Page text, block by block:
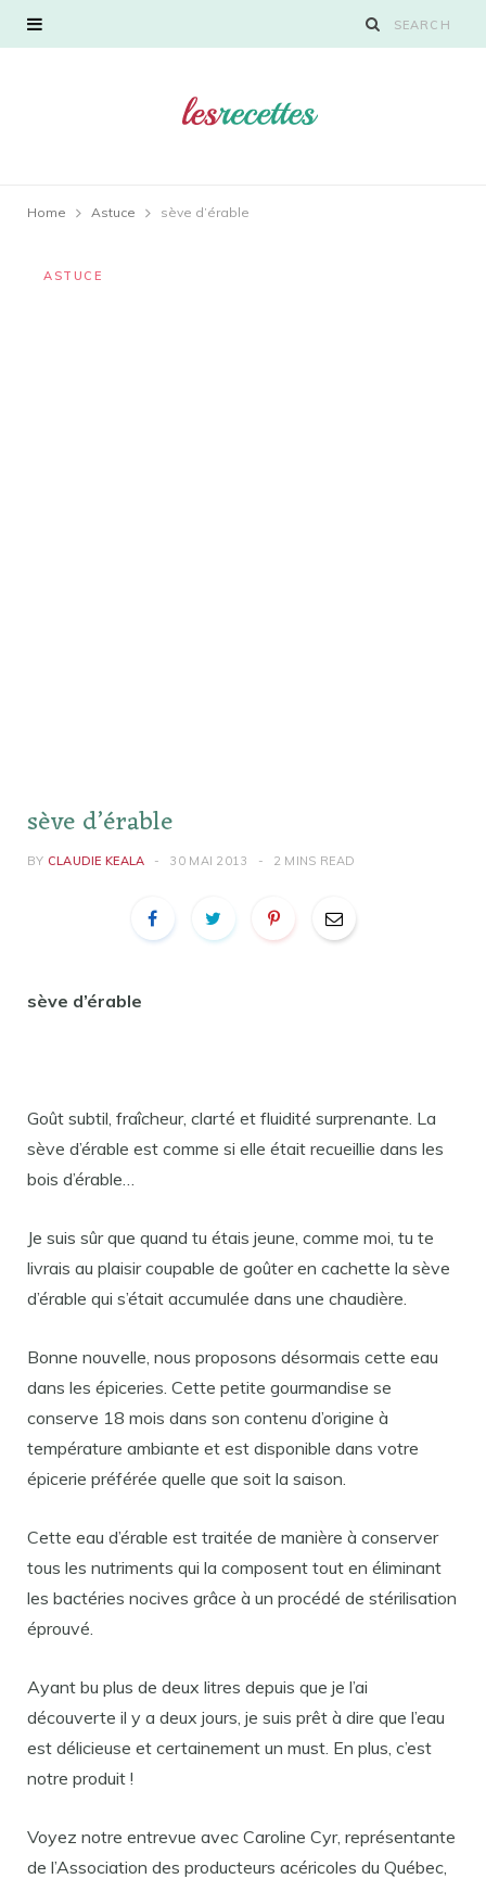
Home Astuce sève d’érable
ASTUCE
sève d’érable
BY CLAUDIE KEALA 30 MAI 2013 2 MINS READ
sève d’érable
Goût subtil, fraîcheur, clarté et fluidité surprenante. La
sève d’érable est comme si elle était recueillie dans les
bois d’érable…
Je suis sûr que quand tu étais jeune, comme moi, tu te
livrais au plaisir coupable de goûter en cachette la sève
d’érable qui s’était accumulée dans une chaudière.
Bonne nouvelle, nous proposons désormais cette eau
dans les épiceries. Cette petite gourmandise se
conserve 18 mois dans son contenu d’origine à
température ambiante et est disponible dans votre
épicerie préférée quelle que soit la saison.
Cette eau d’érable est traitée de manière à conserver
tous les nutriments qui la composent tout en éliminant
les bactéries nocives grâce à un procédé de stérilisation
éprouvé.
Ayant bu plus de deux litres depuis que je l’ai
découverte il y a deux jours, je suis prêt à dire que l’eau
est délicieuse et certainement un must. En plus, c’est
notre produit !
Voyez notre entrevue avec Caroline Cyr, représentante
de l’Association des producteurs acéricoles du Québec,